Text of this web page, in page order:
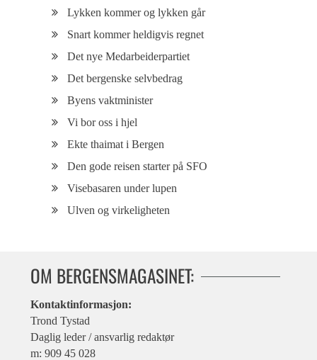
Lykken kommer og lykken går
Snart kommer heldigvis regnet
Det nye Medarbeiderpartiet
Det bergenske selvbedrag
Byens vaktminister
Vi bor oss i hjel
Ekte thaimat i Bergen
Den gode reisen starter på SFO
Visebasaren under lupen
Ulven og virkeligheten
OM BERGENSMAGASINET:
Kontaktinformasjon:
Trond Tystad
Daglig leder / ansvarlig redaktør
m: 909 45 028